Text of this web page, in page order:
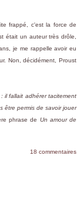
frappé, c'est la force de
était un auteur très drôle,
je me rappelle avoir eu
Non, décidément, Proust
il fallait adhérer tacitement
être permis de savoir jouer
phrase de Un amour de
18 commentaires